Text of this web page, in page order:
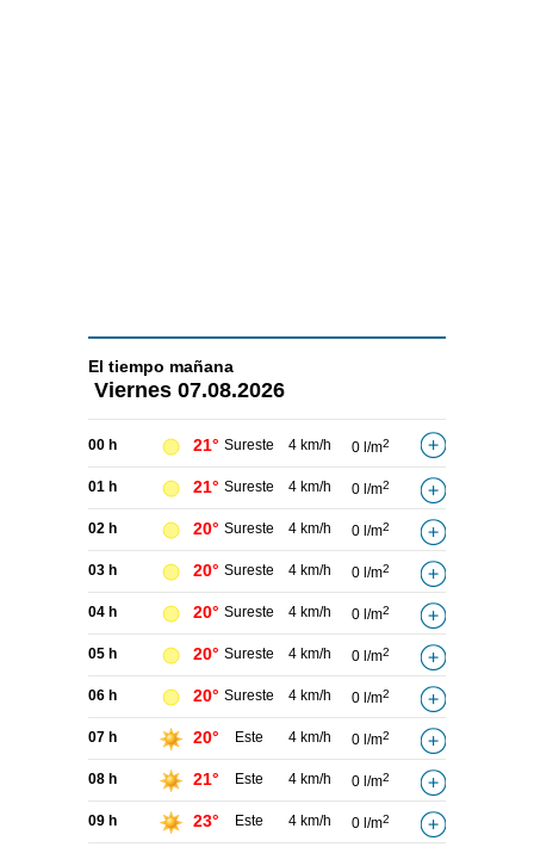
El tiempo mañana
Viernes 07.08.2026
00 h 21° Sureste 4 km/h 0 l/m2
01 h 21° Sureste 4 km/h 0 l/m2
02 h 20° Sureste 4 km/h 0 l/m2
03 h 20° Sureste 4 km/h 0 l/m2
04 h 20° Sureste 4 km/h 0 l/m2
05 h 20° Sureste 4 km/h 0 l/m2
06 h 20° Sureste 4 km/h 0 l/m2
07 h 20° Este 4 km/h 0 l/m2
08 h 21° Este 4 km/h 0 l/m2
09 h 23° Este 4 km/h 0 l/m2